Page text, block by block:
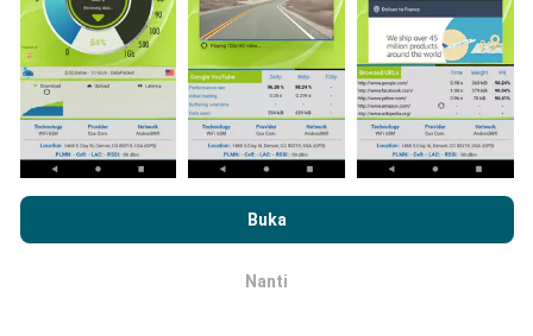
jom muat turun app nPerf sekarang juga.Lagi banyak
data yang dapat kami kumpul, lagi mantap peta kami
nanti!
Bagaimana kami update?
Peta liputan rangkaian akan dikemas kini oleh bot
Buka
Nanti
Privasi dan Penggunaan Cookies
Lesen Pengguna Akhir.
OK